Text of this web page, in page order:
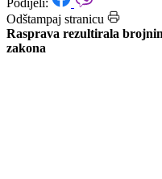
Datum: 16.09.2009.
Podijeli: